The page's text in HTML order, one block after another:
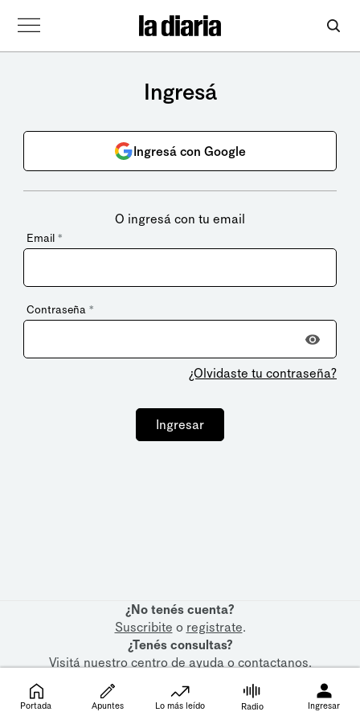
Ingresá
Ingresá con Google
O ingresá con tu email
Email *
Contraseña *
¿Olvidaste tu contraseña?
Ingresar
¿No tenés cuenta?
Suscribite o registrate.
¿Tenés consultas?
Visitá nuestrocentro de ayudaocontactanos.
Portada Apuntes Lo más leído Radio Ingresar